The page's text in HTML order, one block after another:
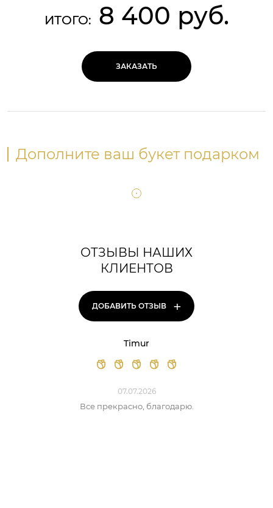
ИТОГО: 8 400 руб.
ЗАКАЗАТЬ
Дополните ваш букет подарком
ОТЗЫВЫ НАШИХ
КЛИЕНТОВ
ДОБАВИТЬ ОТЗЫВ +
Timur
07.07.2026
Все прекрасно, благодарю.